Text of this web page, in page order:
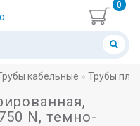
0
кабельные Трубы
N, темно-